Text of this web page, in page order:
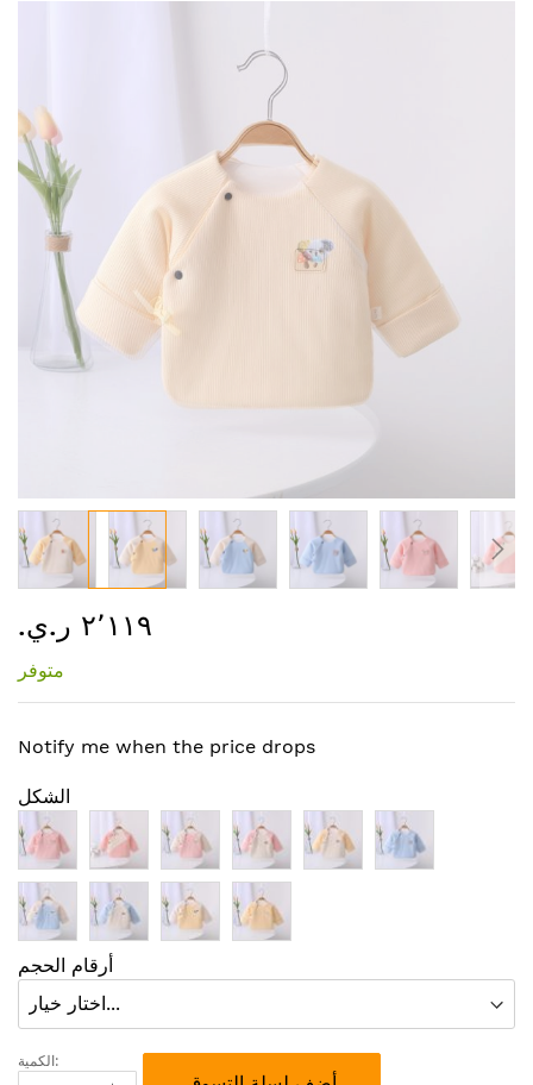
الصور
إلى
معرض
الصور
٢٬١١٩ ر.ي.‏
متوفر
Notify me when the price drops
الشكل
أرقام الحجم
الكمية: